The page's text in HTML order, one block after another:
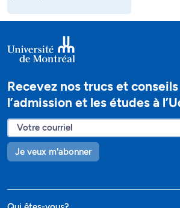
Recevez nos trucs et
l’admission et les études à
Je veux m'abonner